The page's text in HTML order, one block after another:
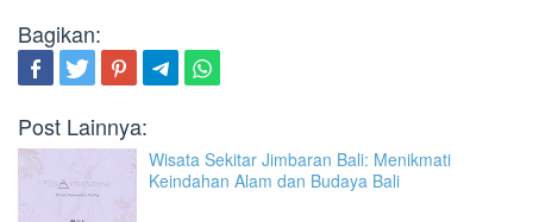
Bagikan:
Post Lainnya:
Wisata Sekitar Jimbaran Bali: Menikmati
Keindahan Alam dan Budaya Bali